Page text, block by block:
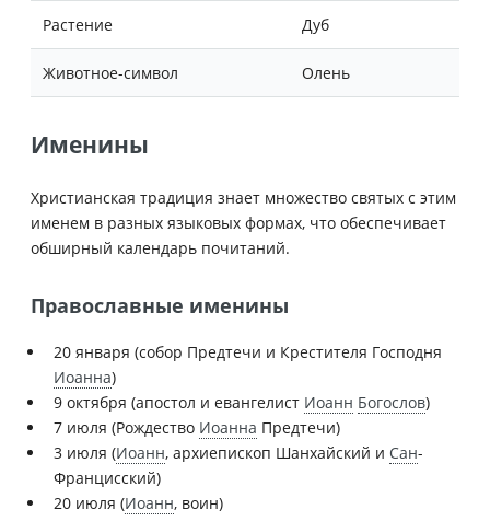
Растение Дуб
Животное-символ Олень
Именины
Христианская традиция знает множество святых с этим
именем в разных языковых формах, что обеспечивает
обширный календарь почитаний.
Православные именины
20 января (собор Предтечи и Крестителя Господня
Иоанна)
9 октября (апостол и евангелист Иоанн Богослов)
7 июля (Рождество Иоанна Предтечи)
3 июля (Иоанн, архиепископ Шанхайский и Сан-
Францисский)
20 июля (Иоанн, воин)